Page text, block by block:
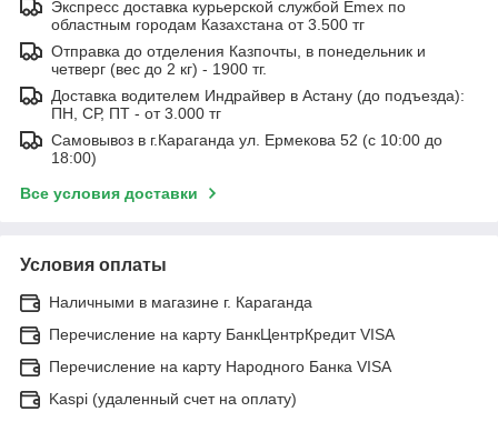
Экспресс доставка курьерской службой Emex по
областным городам Казахстана от 3.500 тг
Отправка до отделения Казпочты, в понедельник и
четверг (вес до 2 кг) - 1900 тг.
Доставка водителем Индрайвер в Астану (до подъезда):
ПН, СР, ПТ - от 3.000 тг
Самовывоз в г.Караганда ул. Ермекова 52 (с 10:00 до
18:00)
Все условия доставки
Условия оплаты
Наличными в магазине г. Караганда
Перечисление на карту БанкЦентрКредит VISA
Перечисление на карту Народного Банка VISA
Kaspi (удаленный счет на оплату)